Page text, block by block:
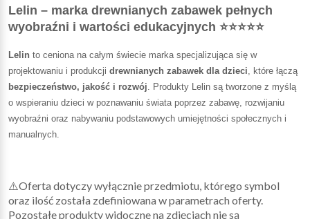
Lelin – marka drewnianych zabawek pełnych
wyobraźni i wartości edukacyjnych ⭐⭐⭐⭐⭐
Lelin to ceniona na całym świecie marka specjalizująca się w
projektowaniu i produkcji drewnianych zabawek dla dzieci, które łączą
bezpieczeństwo, jakość i rozwój. Produkty Lelin są tworzone z myślą
o wspieraniu dzieci w poznawaniu świata poprzez zabawę, rozwijaniu
wyobraźni oraz nabywaniu podstawowych umiejętności społecznych i
manualnych.
⚠️Oferta dotyczy wyłącznie przedmiotu, którego symbol
oraz ilość została zdefiniowana w parametrach oferty.
Pozostałe produkty widoczne na zdjęciach nie są